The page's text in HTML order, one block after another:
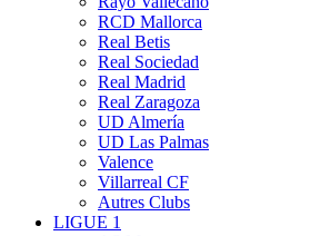
RCD Mallorca
Real Betis
Real Sociedad
Real Madrid
Real Zaragoza
UD Almería
UD Las Palmas
Valence
Villarreal CF
Autres Clubs
LIGUE 1